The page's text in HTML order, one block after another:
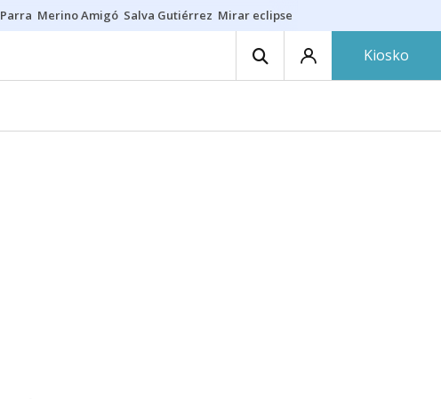
Merino Amigó Salva Gutiérrez Mirar eclipse
Kiosko